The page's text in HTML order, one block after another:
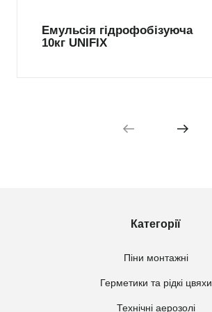
Емульсія гідрофобізуюча
10кг UNIFIX
Категорії
Піни монтажні
Герметики та рідкі цвяхи
Технічні аерозолі